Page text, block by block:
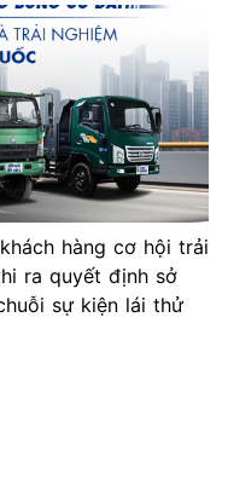
hàng cơ hội trải
ra quyết định sở
sự kiện lái thử